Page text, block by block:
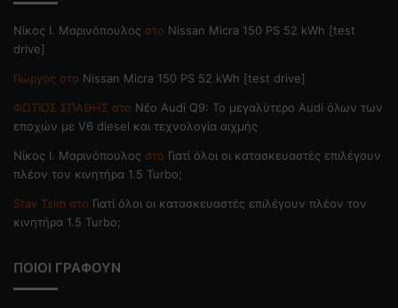
Nίκος Ι. Mαρινόπουλος στο Nissan Micra 150 PS 52 kWh [test
drive]
Γιώργος στο Nissan Micra 150 PS 52 kWh [test drive]
ΦΩΤΙΟΣ ΣΠΑΘΗΣ στο Νέο Audi Q9: Το μεγαλύτερο Audi όλων των
εποχών με V6 diesel και τεχνολογία αιχμής
Nίκος Ι. Mαρινόπουλος στο Γιατί όλοι οι κατασκευαστές επιλέγουν
πλέον τον κινητήρα 1.5 Turbo;
Stav Tsim στο Γιατί όλοι οι κατασκευαστές επιλέγουν πλέον τον
κινητήρα 1.5 Turbo;
ΠΟΙΟΙ ΓΡΑΦΟΥΝ